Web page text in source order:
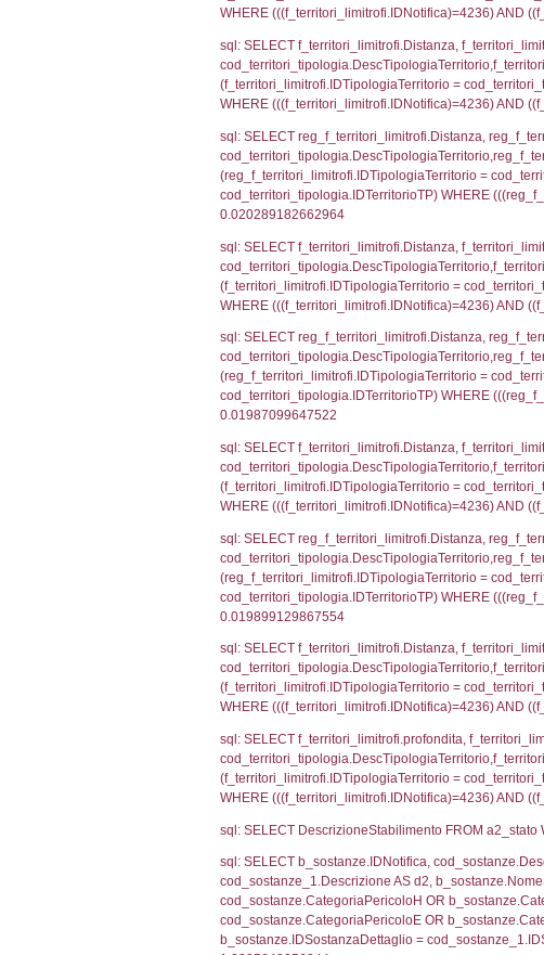
sql: SELECT
'%d/%m/%Y') as
executionMS:
sql: SELECT
sql: SELECT
el_comuni.IstComune
sql: SELECT
sql: SELECT
AND
sql: SELECT
AND
sql: SELECT
WHERE
sql: SELECT